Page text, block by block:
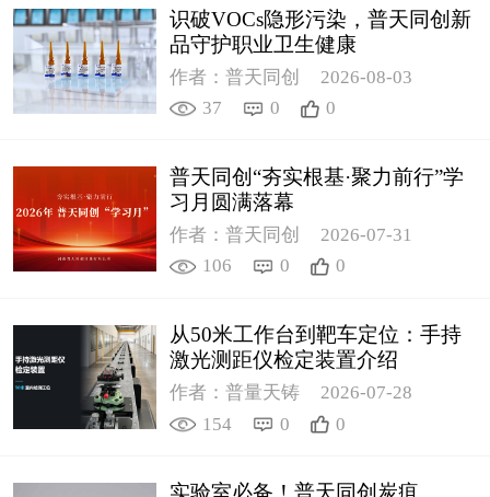
识破VOCs隐形污染，普天同创新
品守护职业卫生健康
作者：普天同创
2026-08-03
37
0 0
普天同创“夯实根基·聚力前行”学
习月圆满落幕
作者：普天同创
2026-07-31
106
0 0
从50米工作台到靶车定位：手持
激光测距仪检定装置介绍
作者：普量天铸
2026-07-28
154
0 0